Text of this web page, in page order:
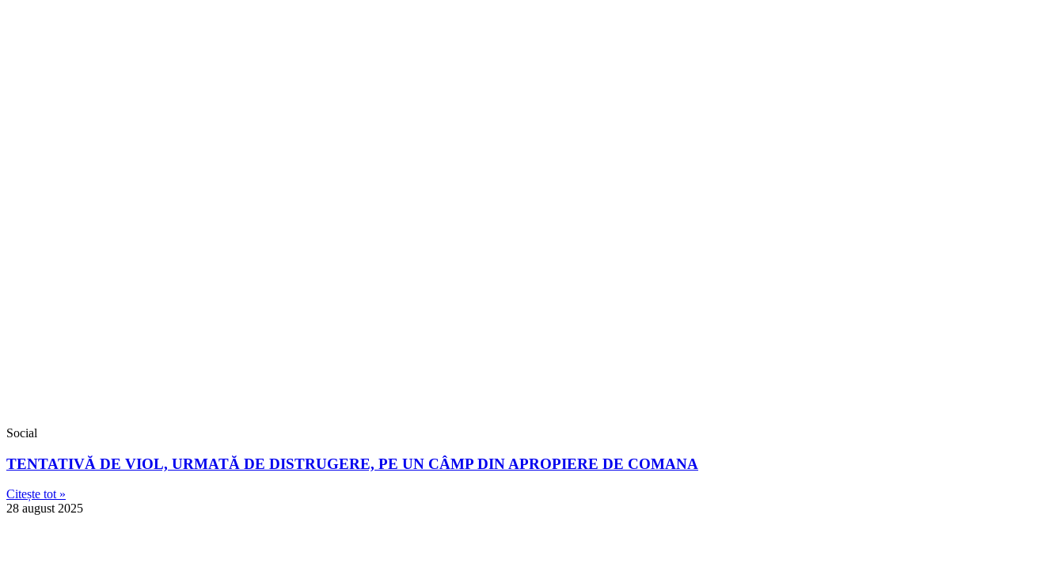
Social
TENTATIVĂ DE VIOL, URMATĂ DE DISTRUGERE, PE UN CÂMP DIN APROPIERE DE COMANA
Citește tot »
28 august 2025